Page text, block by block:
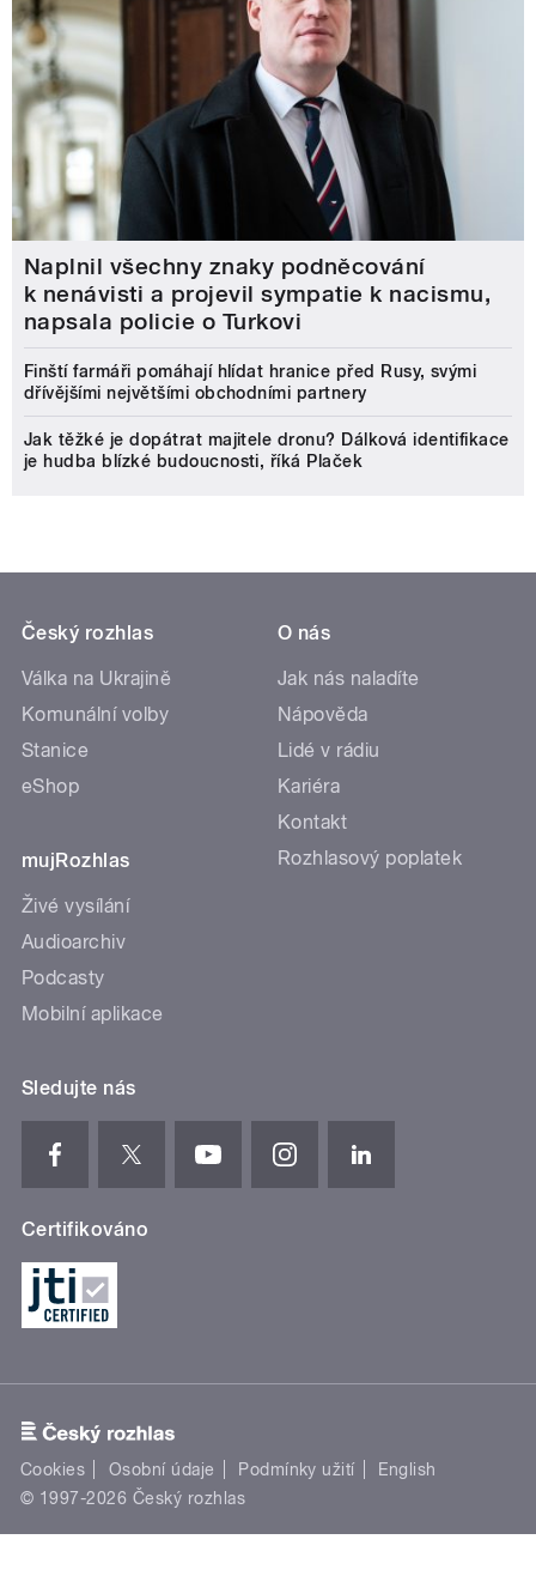
Naplnil všechny znaky podněcování
k nenávisti a projevil sympatie k nacismu,
napsala policie o Turkovi
Finští farmáři pomáhají hlídat hranice před Rusy, svými
dřívějšími největšími obchodními partnery
Jak těžké je dopátrat majitele dronu? Dálková identifikace
je hudba blízké budoucnosti, říká Plaček
Český rozhlas
Válka na Ukrajině
Komunální volby
Stanice
eShop
mujRozhlas
Živé vysílání
Audioarchiv
Podcasty
Mobilní aplikace
O nás
Jak nás naladíte
Nápověda
Lidé v rádiu
Kariéra
Kontakt
Rozhlasový poplatek
Sledujte nás
Certifikováno
Cookies Osobní údaje Podmínky užití
English
© 1997-2026 Český rozhlas